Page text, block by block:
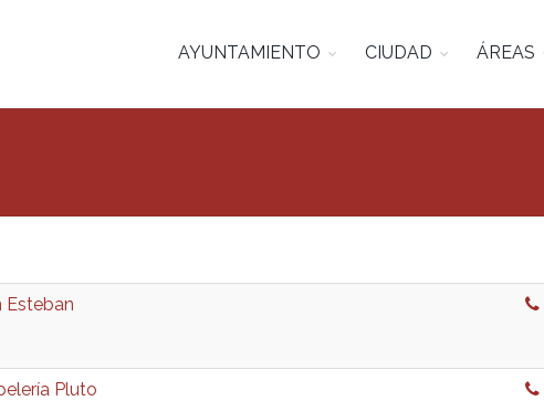
AYUNTAMIENTO CIUDAD ÁREAS
Esteban
Pluto